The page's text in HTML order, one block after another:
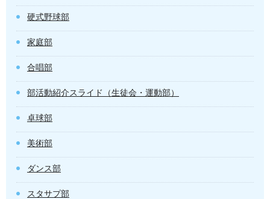
硬式野球部
家庭部
合唱部
部活動紹介スライド（生徒会・運動部）
卓球部
美術部
ダンス部
スタサプ部